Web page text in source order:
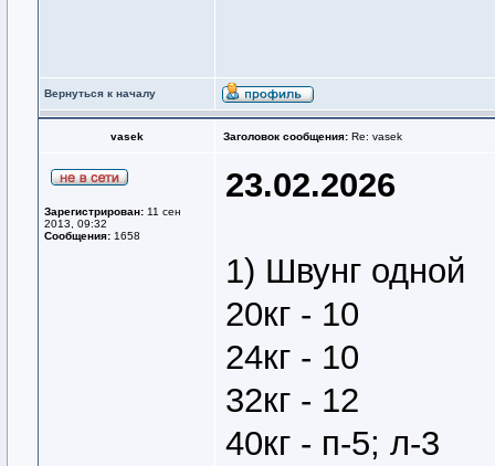
Вернуться к началу
vasek Заголовок сообщения: Re: vasek
Зарегистрирован: 11 сен
2013, 09:32
Сообщения: 1658
23.02.2026
1) Швунг одной
20кг - 10
24кг - 10
32кг - 12
40кг - п-5; л-3